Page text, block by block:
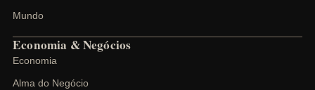
Mundo
Economia & Negócios
Economia
Alma do Negócio